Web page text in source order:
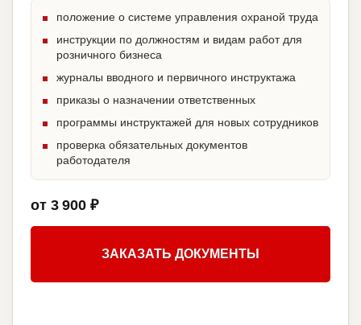
положение о системе управления охраной труда
инструкции по должностям и видам работ для
розничного бизнеса
журналы вводного и первичного инструктажа
приказы о назначении ответственных
программы инструктажей для новых сотрудников
проверка обязательных документов
работодателя
от 3 900 ₽
ЗАКАЗАТЬ ДОКУМЕНТЫ